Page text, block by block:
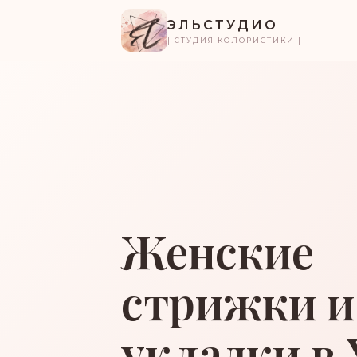
ЭЛЬСТУДИО
| СТУДИЯ КОЛОРИСТИКИ |
Женские
стрижки и